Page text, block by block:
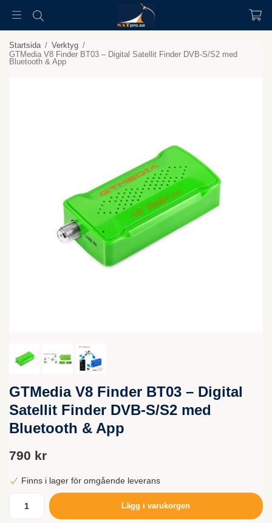
Startsida / Verktyg /
GTMedia V8 Finder BT03 – Digital Satellit Finder DVB-S/S2 med
Bluetooth & App
GTMedia V8 Finder BT03 – Digital
Satellit Finder DVB-S/S2 med
Bluetooth & App
790 kr
Finns i lager för omgående leverans
Lägg i varukorgen